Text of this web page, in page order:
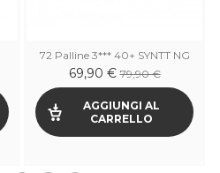
72 Palline 3*** 40+ SYNTT NG
69,90 €79,90 €
AGGIUNGI AL
CARRELLO